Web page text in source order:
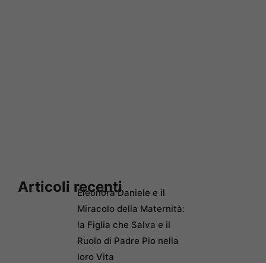
Articoli recentiEleonora Daniele e il
Miracolo della Maternità:
la Figlia che Salva e il
Ruolo di Padre Pio nella
loro Vita